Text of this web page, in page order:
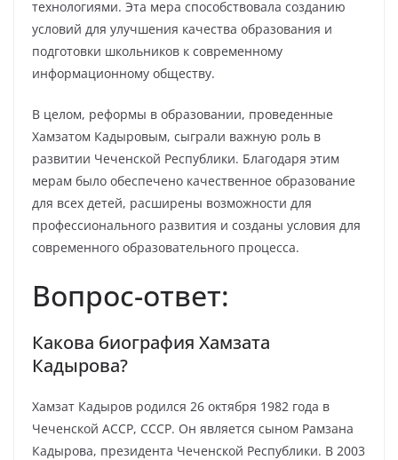
технологиями. Эта мера способствовала созданию
условий для улучшения качества образования и
подготовки школьников к современному
информационному обществу.
В целом, реформы в образовании, проведенные
Хамзатом Кадыровым, сыграли важную роль в
развитии Чеченской Республики. Благодаря этим
мерам было обеспечено качественное образование
для всех детей, расширены возможности для
профессионального развития и созданы условия для
современного образовательного процесса.
Вопрос-ответ:
Какова биография Хамзата
Кадырова?
Хамзат Кадыров родился 26 октября 1982 года в
Чеченской АССР, СССР. Он является сыном Рамзана
Кадырова, президента Чеченской Республики. В 2003